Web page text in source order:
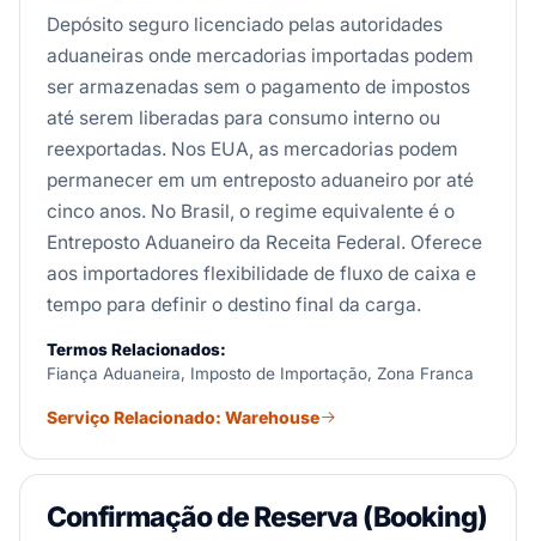
Depósito seguro licenciado pelas autoridades
aduaneiras onde mercadorias importadas podem
ser armazenadas sem o pagamento de impostos
até serem liberadas para consumo interno ou
reexportadas. Nos EUA, as mercadorias podem
permanecer em um entreposto aduaneiro por até
cinco anos. No Brasil, o regime equivalente é o
Entreposto Aduaneiro da Receita Federal. Oferece
aos importadores flexibilidade de fluxo de caixa e
tempo para definir o destino final da carga.
Termos Relacionados:
Fiança Aduaneira, Imposto de Importação, Zona Franca
Serviço Relacionado: Warehouse
Confirmação de Reserva (Booking)